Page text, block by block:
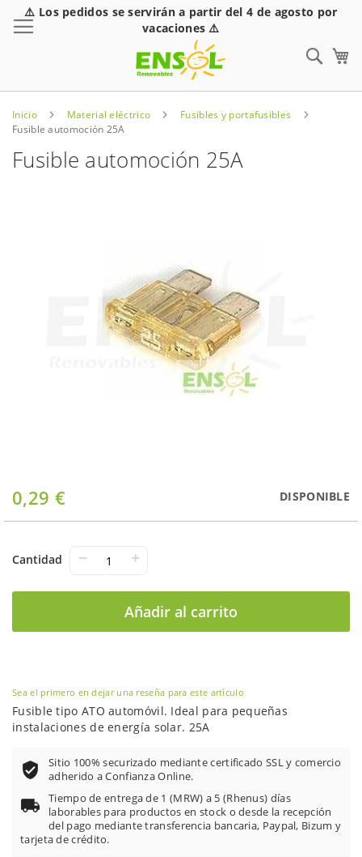
⚠️ Los pedidos se servirán a partir del 4 de agosto por
vacaciones ⚠️
Inicio Material eléctrico
Fusibles y portafusibles
Fusible automoción 25A
Fusible automoción 25A
0,29 € DISPONIBLE
Cantidad − +
Añadir al carrito
Saltar
al
comienzo
la
Sea el primero en dejar una reseña para este artículo
Fusible tipo ATO automóvil. Ideal para pequeñas
instalaciones de energía solar. 25A
Sitio 100% securizado mediante certificado SSL y comercio
adherido a Confianza Online.
Tiempo de entrega de 1 (MRW) a 5 (Rhenus) días
laborables para productos en stock o desde la recepción
del pago mediante transferencia bancaria, Paypal, Bizum y
tarjeta de crédito.